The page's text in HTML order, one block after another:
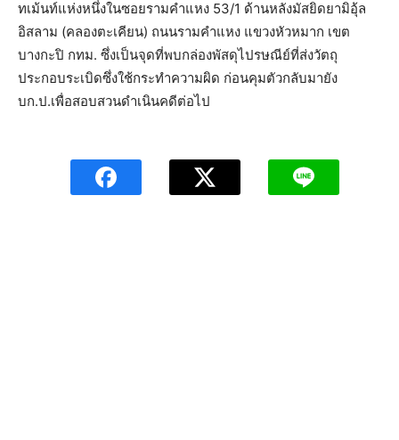
ทเม้นท์แห่งหนึ่งในซอยรามคำแหง 53/1 ด้านหลังมัสยิดยามิอุ้ล
อิสลาม (คลองตะเคียน) ถนนรามคำแหง แขวงหัวหมาก เขต
บางกะปิ กทม. ซึ่งเป็นจุดที่พบกล่องพัสดุไปรษณีย์ที่ส่งวัตถุ
ประกอบระเบิดซึ่งใช้กระทำความผิด ก่อนคุมตัวกลับมายัง
บก.ป.เพื่อสอบสวนดำเนินคดีต่อไป